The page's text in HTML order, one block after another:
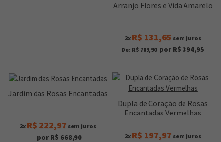
Arranjo Flores e Vida Amarelo
3x R$ 131,65 sem juros
De: R$ 789,90 por R$ 394,95
Jardim das Rosas Encantadas
3x R$ 222,97 sem juros
por R$ 668,90
Dupla de Coração de Rosas
Encantadas Vermelhas
3x R$ 197,97 sem juros